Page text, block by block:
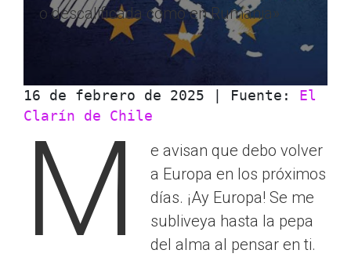
o descalificada como en Rumania»
16 de febrero de 2025 | Fuente:
El
Clarín de Chile
M
e avisan que debo volver
a Europa en los próximos
días. ¡Ay Europa! Se me
subliveya hasta la pepa
del alma al pensar en ti.